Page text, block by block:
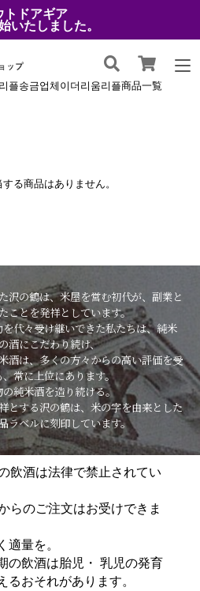
トドアギア
いたしました。
플송금업체이더리움리플商品一覧
る商品はありません。
沢の鶴は、米屋を営む初代が、副業と
ことを発祥としています。
代々受け継いできた私たちは、純米
酒にこだわり続け、
酒は、多くの方々からの高い評価を受
常に上位にあります。
純米酒を造り続ける。
とする沢の鶴は、米の字を由来とした
ラベルに刻印しています。
飲酒は法律で禁止されてい
らのご注文はお受けできま
適量を。
の飲酒は胎児・ 乳児の発育
るおそれがあります。